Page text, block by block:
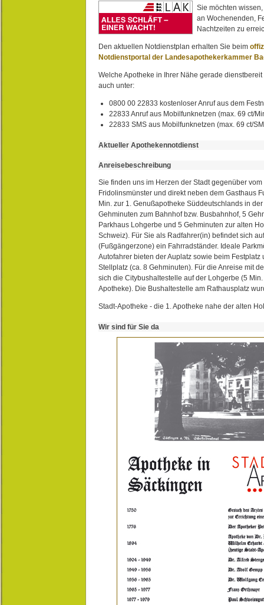
Sie möchten
an Wochenenden,
Nachtzeiten zu
Den aktuellen Notdienstplan erhalten Sie beim
Notdienstportal der Landesapothekerkammer
Welche Apotheke in Ihrer Nähe gerade
auch unter:
0800 00 22833 kostenloser Anruf aus dem
22833 Anruf aus Mobilfunknetzen (max. 69 ct/
22833 SMS aus Mobilfunknetzen (max. 69 ct/
Aktueller Apothekennotdienst
Anreisebeschreibung
Sie finden uns im Herzen der Stadt gegenüber
Fridolinsmünster und direkt neben dem Gasthaus
Min. zur 1. Genußapotheke Süddeutschlands in
Gehminuten zum Bahnhof bzw. Busbahnhof, 5
Parkhaus Lohgerbe und 5 Gehminuten zur alten
Schweiz). Für Sie als Radfahrer(in) befindet sich
(Fußgängerzone) ein Fahrradständer. Ideale
Autofahrer bieten der Auplatz sowie beim Festplatz
Stellplatz (ca. 8 Gehminuten). Für die Anreise mit
sich die Citybushaltestelle auf der Lohgerbe (5
Apotheke). Die Bushaltestelle am Rathausplatz
Stadt-Apotheke - die 1. Apotheke nahe der alten
Wir sind für Sie da